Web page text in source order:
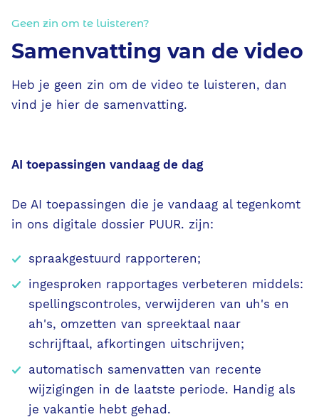
Geen zin om te luisteren?
Samenvatting van de video
Heb je geen zin om de video te luisteren, dan
vind je hier de samenvatting.
AI toepassingen vandaag de dag
De AI toepassingen die je vandaag al tegenkomt
in ons digitale dossier PUUR. zijn:
spraakgestuurd rapporteren;
ingesproken rapportages verbeteren middels:
spellingscontroles, verwijderen van uh's en
ah's, omzetten van spreektaal naar
schrijftaal, afkortingen uitschrijven;
automatisch samenvatten van recente
wijzigingen in de laatste periode. Handig als
je vakantie hebt gehad.